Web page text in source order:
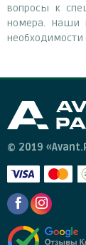
вопросы к
номера. Наши
необходимости
© 2019